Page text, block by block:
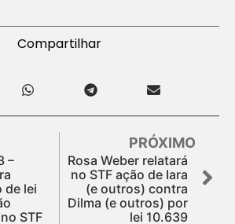
Compartilhar
–
de lei
STF
PRÓXIMO
Rosa Weber relatará
no STF ação de Iara
(e outros) contra
Dilma (e outros) por
lei 10.639